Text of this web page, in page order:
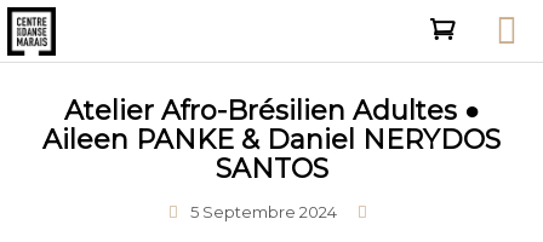
Atelier Afro-Brésilien Adultes ●
Aileen PANKE & Daniel NERYDOS
SANTOS
5 Septembre 2024